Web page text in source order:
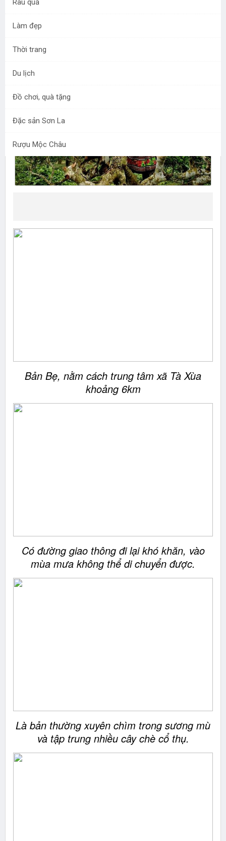
Rau quả
Làm đẹp
Thời trang
Du lịch
Đồ chơi, quà tặng
Đặc sản Sơn La
Rượu Mộc Châu
Xã Tà Xùa nằm trên độ cao 1.600m so với mặt nước
nên một sản phẩm chè nổi tiếng, Tà Xùa – Bắc Yên.
Bản Bẹ, nằm cách trung tâm xã Tà Xùa
khoảng 6km
Có đường giao thông đi lại khó khăn, vào
mùa mưa không thể di chuyển được.
Là bản thường xuyên chìm trong sương mù
và tập trung nhiều cây chè cổ thụ.